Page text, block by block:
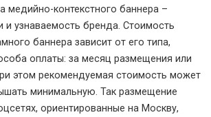
медийно-контекстного баннера –
и узнаваемость бренда. Стоимость
баннера зависит от его типа,
оплаты: за месяц размещения или
этом рекомендуемая стоимость может
минимальную. Так размещение
ориентированные на Москву,